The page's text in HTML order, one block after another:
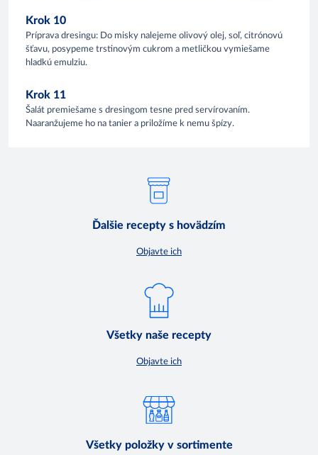
Krok 10
Príprava dresingu: Do misky nalejeme olivový olej, soľ, citrónovú
šťavu, posypeme trstinovým cukrom a metličkou vymiešame
hladkú emulziu.
Krok 11
Šalát premiešame s dresingom tesne pred servírovaním.
Naaranžujeme ho na tanier a priložíme k nemu špízy.
Ďalšie recepty s hovädzím
Objavte ich
Všetky naše recepty
Objavte ich
Všetky položky v sortimente